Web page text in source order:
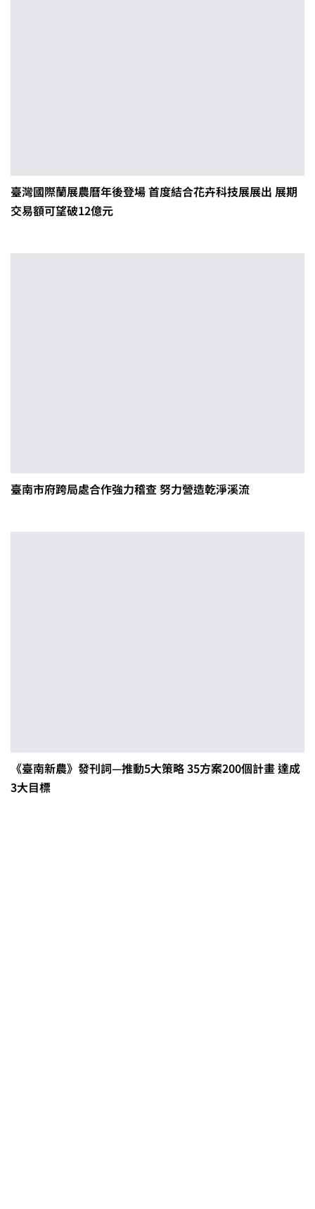
臺灣國際蘭展農曆年後登場 首度結合花卉科技展展出 展期
交易額可望破12億元
臺南市府跨局處合作強力稽查 努力營造乾淨溪流
《臺南新農》發刊詞—推動5大策略 35方案200個計畫 達成
3大目標